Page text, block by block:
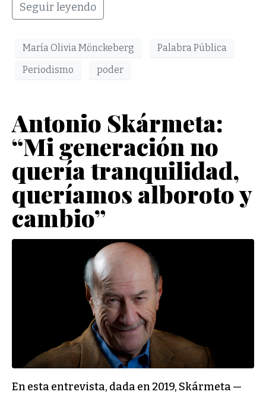
Seguir leyendo
María Olivia Mönckeberg
Palabra Pública
Periodismo
poder
Antonio Skármeta:
“Mi generación no
quería tranquilidad,
queríamos alboroto y
cambio”
En esta entrevista, dada en 2019, Skármeta —